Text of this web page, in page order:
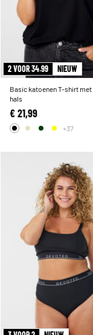
2 VOOR 34.99 NIEUW
Basic katoenen T-shirt
hals
€ 21,99
+37